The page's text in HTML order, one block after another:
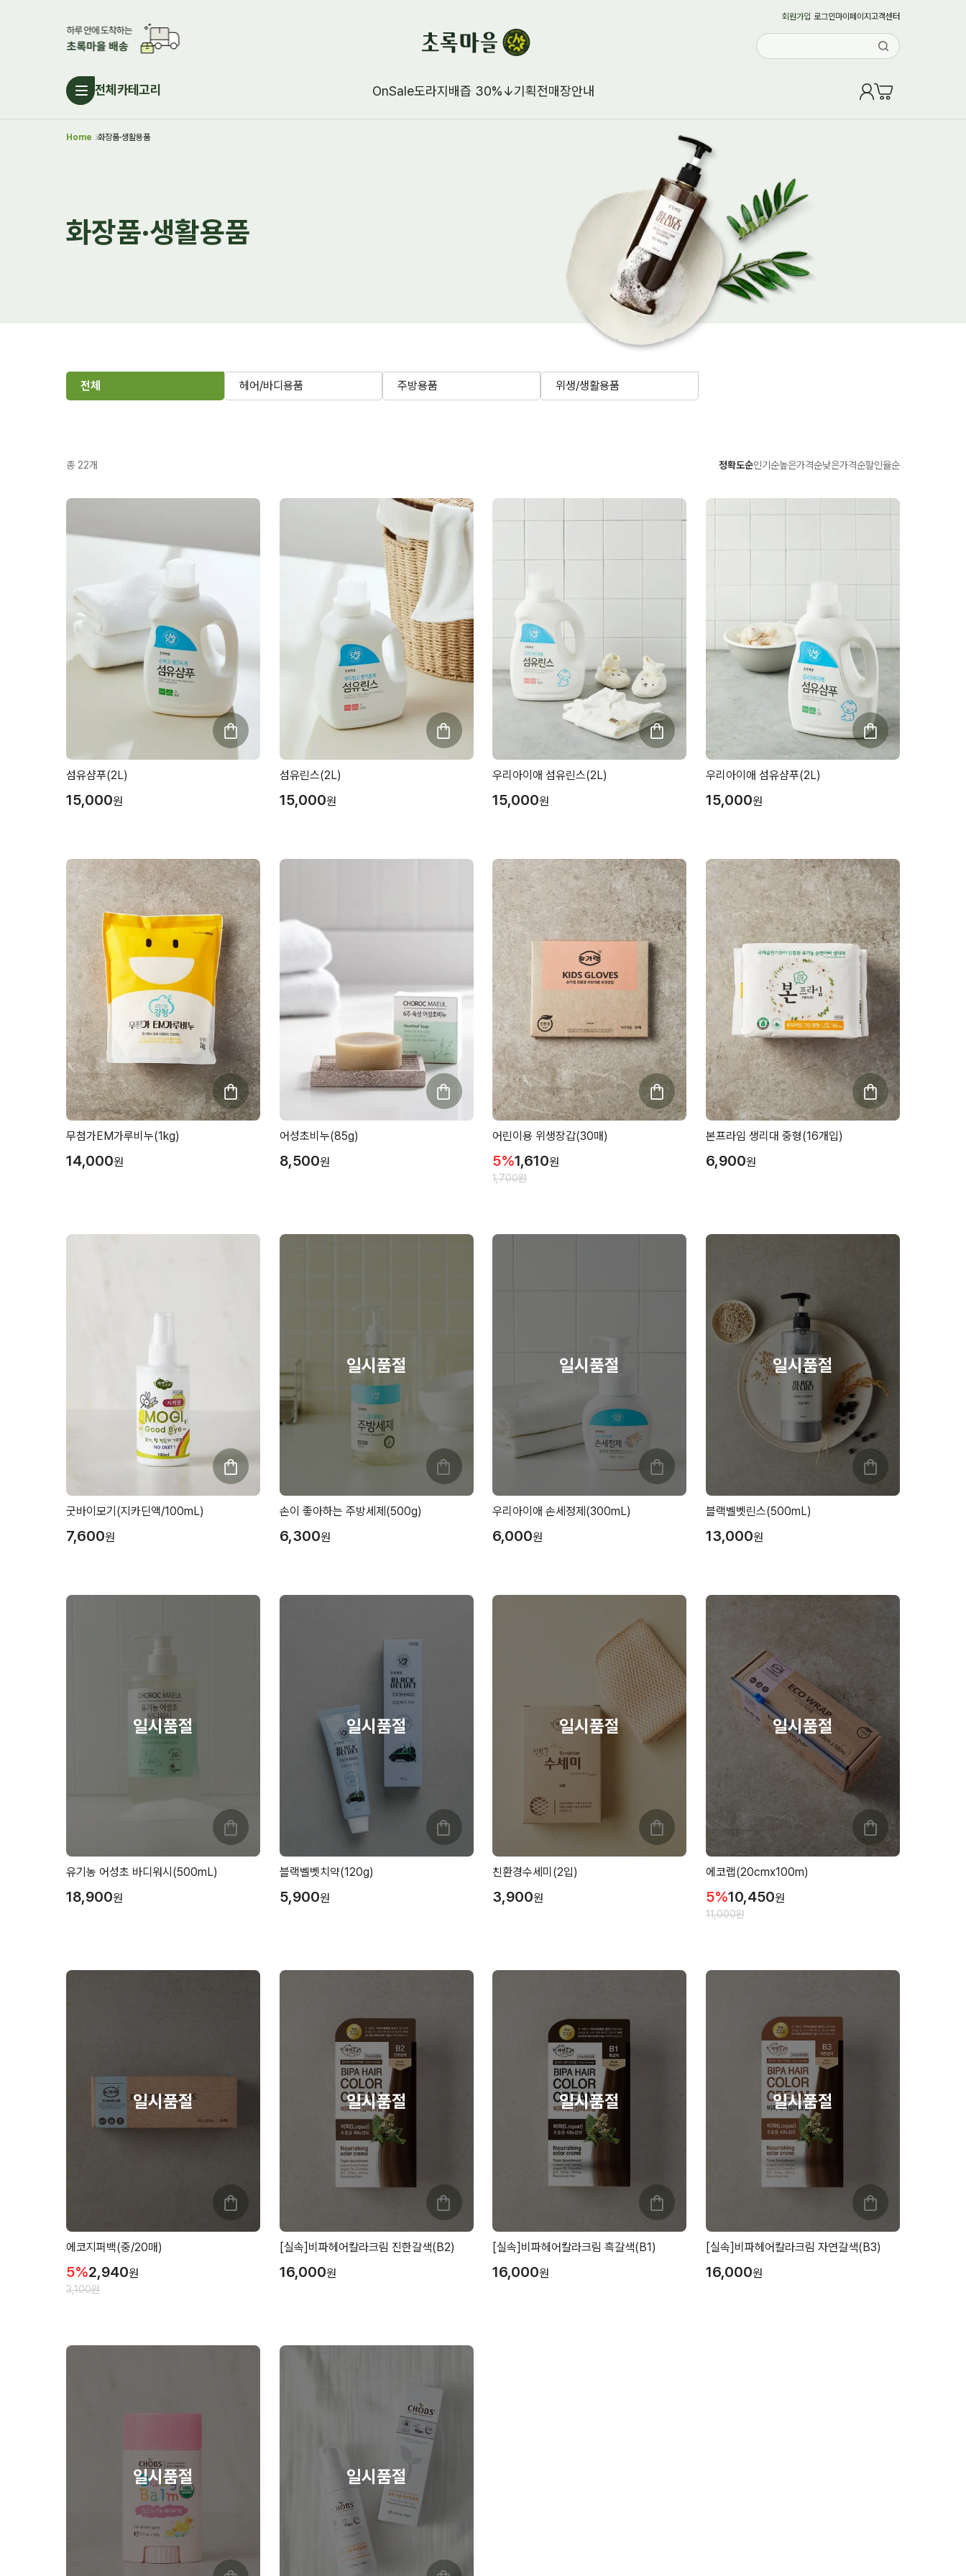
회원가입 로그인마이페이지 고객센터
전체카테고리 OnSale도라지배즙 30%↓기획전매장안내
Home 화장품·생활용품
화장품·생활용품
전체 헤어/바디용품 주방용품 위생/생활용품
총 22개 정확도순인기순높은가격순낮은가격순할인율순
섬유샴푸(2L)
15,000원
섬유린스(2L)
15,000원
우리아이애 섬유린스(2L)
15,000원
우리아이애 섬유샴푸(2L)
15,000원
무첨가EM가루비누(1kg)
14,000원
어성초비누(85g)
8,500원
어린이용 위생장갑(30매)
5%1,610원
1,700원
본프라임 생리대 중형(16개입)
6,900원
굿바이모기(지카딘액/100mL)
7,600원
손이 좋아하는 주방세제(500g)
6,300원
우리아이애 손세정제(300mL)
6,000원
블랙벨벳린스(500mL)
13,000원
유기농 어성초 바디워시(500mL)
18,900원
블랙벨벳치약(120g)
5,900원
친환경수세미(2입)
3,900원
에코랩(20cmx100m)
5%10,450원
11,000원
에코지퍼백(중/20매)
5%2,940원
3,100원
[실속]비파헤어칼라크림 진한갈색(B2)
16,000원
[실속]비파헤어칼라크림 흑갈색(B1)
16,000원
[실속]비파헤어칼라크림 자연갈색(B3)
16,000원